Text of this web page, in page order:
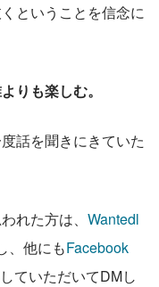
ということを信念に
りも楽しむ。
話を聞きにきていた
れた方は、 Wantedl
、他にもFacebook
ていただいてDMし